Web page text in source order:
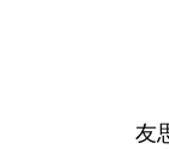
友